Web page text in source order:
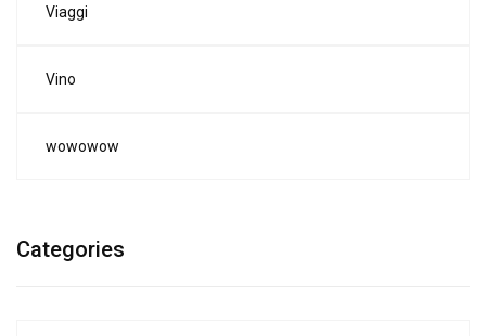
Viaggi
Vino
wowowow
Categories